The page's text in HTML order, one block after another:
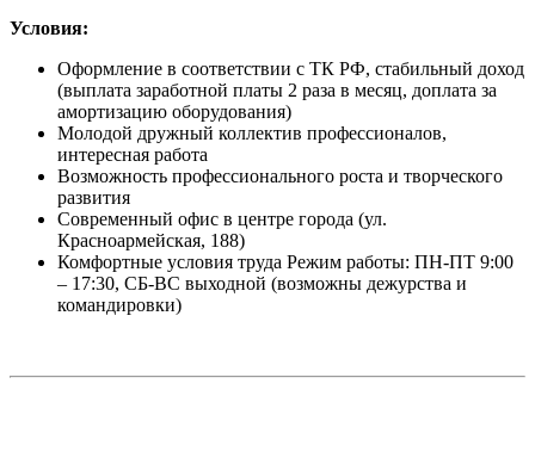
Условия:
Оформление в соответствии с ТК РФ, стабильный доход
(выплата заработной платы 2 раза в месяц, доплата за
амортизацию оборудования)
Молодой дружный коллектив профессионалов,
интересная работа
Возможность профессионального роста и творческого
развития
Современный офис в центре города (ул.
Красноармейская, 188)
Комфортные условия труда Режим работы: ПН-ПТ 9:00
– 17:30, СБ-ВС выходной (возможны дежурства и
командировки)